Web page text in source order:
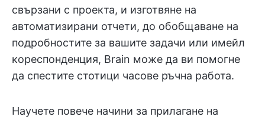
свързани с проекта, и изготвяне на
автоматизирани отчети, до обобщаване на
подробностите за вашите задачи или имейл
кореспонденция, Brain може да ви помогне
да спестите стотици часове ръчна работа.
Научете повече начини за прилагане на